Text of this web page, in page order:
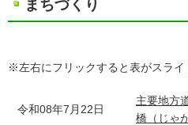
まちづくり
※左右にフリックすると表がスライ
令和08年7月22日
主要地方
橋（じゃ